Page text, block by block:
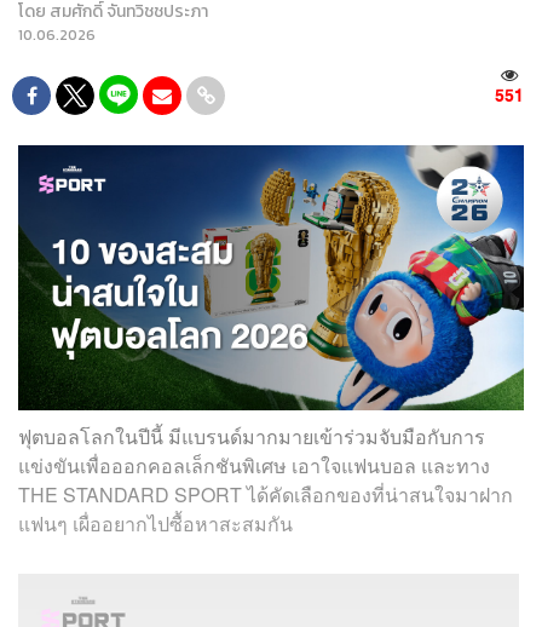
โดย สมศักดิ์ จันทวิชชประภา
10.06.2026
551
ฟุตบอลโลกในปีนี้ มีแบรนด์มากมายเข้าร่วมจับมือกับการ
แข่งขันเพื่อออกคอลเล็กชันพิเศษ เอาใจแฟนบอล และทาง
THE STANDARD SPORT ได้คัดเลือกของที่น่าสนใจมาฝาก
แฟนๆ เผื่ออยากไปซื้อหาสะสมกัน